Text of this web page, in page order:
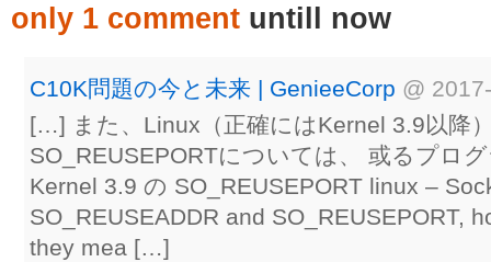
only 1 comment untill now
C10K問題の今と未来 | GenieeCorp @
[…] また、Linux（正確にはKernel 3.9以降
SO_REUSEPORTについては、 或るプロ
Kernel 3.9 の SO_REUSEPORT linux –
SO_REUSEADDR and SO_REUSEPORT,
they mea […]